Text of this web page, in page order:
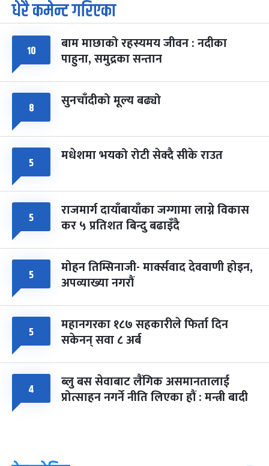
७
आइत
पूर्णिमा व्रत
चैत्र ७, २०८३-Mar 21, 2027
८ फागुपूर्णिमा
चैत्र ८, २०८३-Mar 22, 2027
७ महिना बाँकी
धेरै कमेन्ट गरिएका
१० बाम माछाको रहस्यमय जीवन : नदीका
पाहुना, समुद्रका सन्तान
८ सुनचाँदीको मूल्य बढ्यो
५ मधेशमा भयको रोटी सेक्दै सीके राउत
५ राजमार्ग दायाँबायाँका जग्गामा लाग्ने विकास
कर ५ प्रतिशत बिन्दु बढाइँदै
५ मोहन तिम्सिनाजी- मार्क्सवाद देववाणी होइन,
अपव्याख्या नगरौं
५ महानगरका १८७ सहकारीले फिर्ता दिन
सकेनन् सवा ८ अर्ब
४ ब्लु बस सेवाबाट लैंगिक असमानतालाई
प्रोत्साहन नगर्ने नीति लिएका हौं : मन्त्री बादी